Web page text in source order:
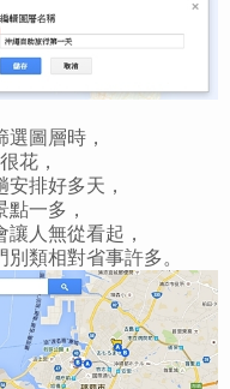
圖層時，
花，
排好多天，
一多，
人無從看起，
類相對省事許多。